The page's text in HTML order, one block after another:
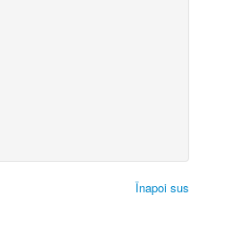
Înapoi sus